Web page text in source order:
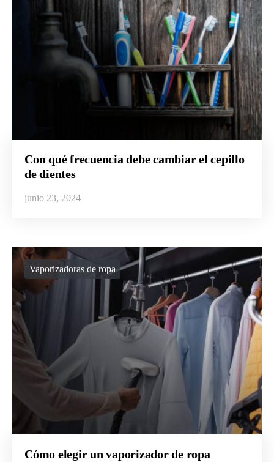
Con qué frecuencia debe cambiar el cepillo
de dientes
junio 23, 2024
Vaporizadoras de ropa
Cómo elegir un vaporizador de ropa